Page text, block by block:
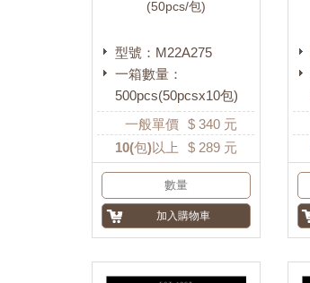
(50pcs/包)
型號：M22A275
一箱數量：
500pcs(50pcsx10包)
一般單價 $ 340 元
10(包)以上 $ 289 元